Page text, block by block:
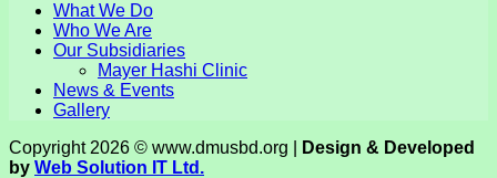
What We Do
Who We Are
Our Subsidiaries
Mayer Hashi Clinic
News & Events
Gallery
Copyright 2026 © www.dmusbd.org |
Design & Developed
by Web Solution IT Ltd.